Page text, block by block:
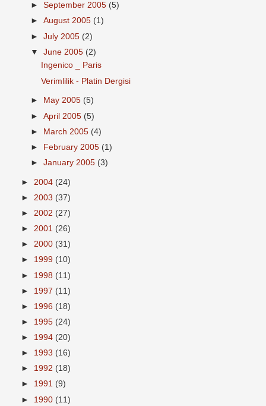
►September 2005 (5)
►August 2005 (1)
►July 2005 (2)
▼June 2005 (2)
Ingenico _ Paris
Verimlilik - Platin Dergisi
► May 2005 (5)
►April 2005 (5)
► March 2005 (4)
►
February 2005 (1)
►January 2005 (3)
► 2004 (24)
► 2003 (37)
► 2002 (27)
► 2001 (26)
► 2000 (31)
► 1999 (10)
► 1998 (11)
► 1997 (11)
► 1996 (18)
► 1995 (24)
► 1994 (20)
► 1993 (16)
► 1992 (18)
► 1991 (9)
► 1990 (11)